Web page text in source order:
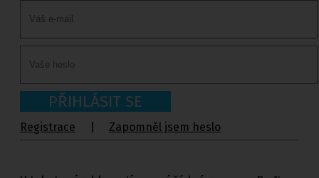
PŘIHLÁSIT SE
Registrace Zapomněl jsem heslo